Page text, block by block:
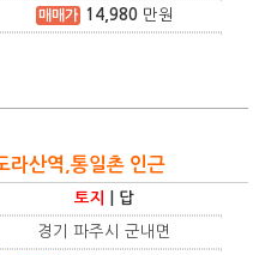
매매가 14,980만원
산역,통일촌 인근
토지 답
경기 파주시 군내면